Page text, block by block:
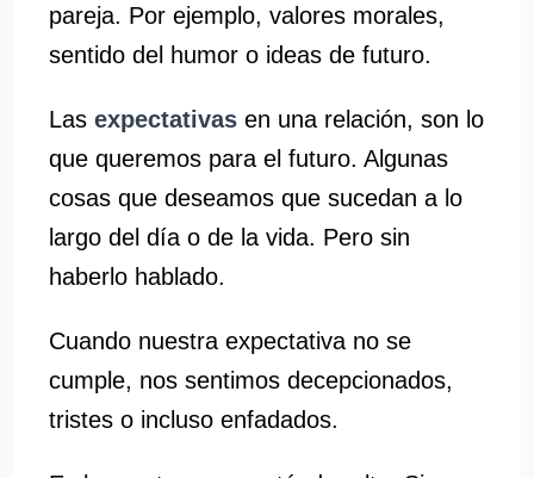
pareja. Por ejemplo, valores morales,
sentido del humor o ideas de futuro.
Las expectativasen una relación, son lo
que queremos para el futuro. Algunas
cosas que deseamos que sucedan a lo
largo del día o de la vida. Pero sin
haberlo hablado.
Cuando nuestra expectativa no se
cumple, nos sentimos decepcionados,
tristes o incluso enfadados.